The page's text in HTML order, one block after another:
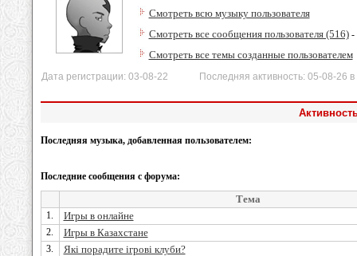
Смотреть всю музыку пользователя
Смотреть все сообщения пользователя (516)-
Смотреть все темы созданные пользователем
Дата регистрации: 03-08-22 Последняя активность: 05-08-26 в
Последняя музыка, добавленная пользователем:
Последние сообщения с форума:
Тема
1. Игры в онлайне
2. Игры в Казахстане
3. Які порадите ігрові клуби?